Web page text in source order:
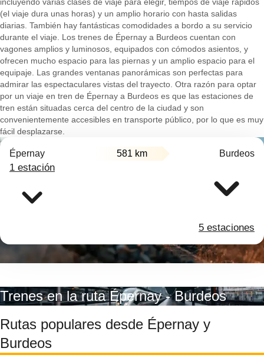
(el viaje dura unas horas) y un amplio horario con hasta salidas
diarias. También hay fantásticas comodidades a bordo a su servicio
durante el viaje. Los trenes de Épernay a Burdeos cuentan con
vagones amplios y luminosos, equipados con cómodos asientos, y
ofrecen mucho espacio para las piernas y un amplio espacio para el
equipaje. Las grandes ventanas panorámicas son perfectas para
admirar las espectaculares vistas del trayecto. Otra razón para optar
por un viaje en tren de Épernay a Burdeos es que las estaciones de
tren están situadas cerca del centro de la ciudad y son
convenientemente accesibles en transporte público, por lo que es muy
fácil desplazarse.
Épernay 581 km Burdeos
1 estación
5 estaciones
Trenes en la ruta Épernay - Burdeos
Rutas populares desde Épernay y
Burdeos